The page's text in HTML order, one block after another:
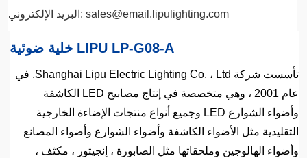
البريد الإلكتروني: sales@email.lipulighting.com
خلية ضوئية LIPU LP-G08-A
تأسست شركة Shanghai Lipu Electric Lighting Co. ، Ltd. في
عام 2001 ، وهي متخصصة في إنتاج مصابيح LED الكاشفة
وأضواء الشوارع LED وجميع أنواع منتجات الإضاءة الخارجية
التقليدية مثل الأضواء الكاشفة وأضواء الشوارع وأضواء المصانع
وأضواء الهالوجين وملحقاتها مثل الصابورة ، إنجيتور ، مكثف ،